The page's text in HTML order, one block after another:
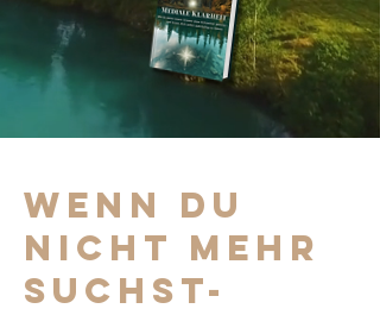
wenn du
nicht mehr
suchst-